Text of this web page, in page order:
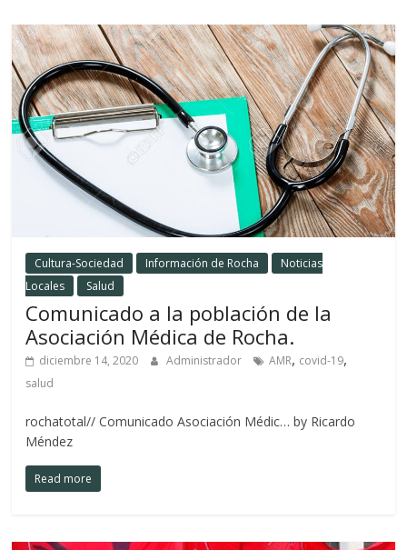
Cultura-Sociedad Información de Rocha
Noticias
Locales
Salud
Comunicado a la población de la
Asociación Médica de Rocha.
diciembre 14, 2020 Administrador AMR, covid-19,
salud
rochatotal// Comunicado Asociación Médic… by Ricardo
Méndez
Read more